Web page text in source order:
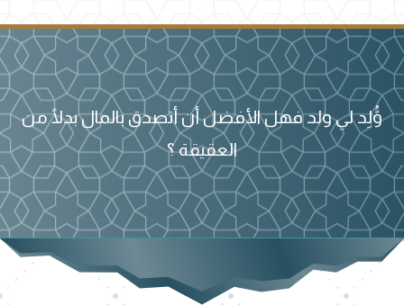
وًُلِد لي ولد فهل الأفضل أن أتصدق بالمال بدلًا من
العقيقة ؟